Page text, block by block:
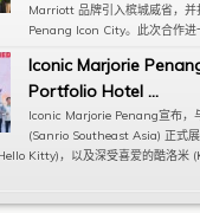
Marriott 品牌引入槟城威省，
Penang Icon City。此次合作进
Iconic Marjorie
Portfolio Hotel ...
Iconic Marjorie Penang宣布，
(Sanrio Southeast Asia) 正式
Kitty)，以及深受喜爱的酷洛米